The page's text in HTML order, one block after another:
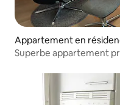
Appartement en
Superbe appartement